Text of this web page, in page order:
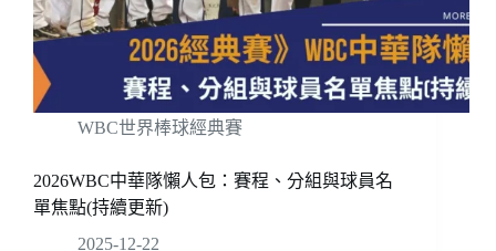
WBC世界棒球經典賽
2026WBC中華隊懶人包：賽程、分組與球員名
單焦點(持續更新)
2025-12-22